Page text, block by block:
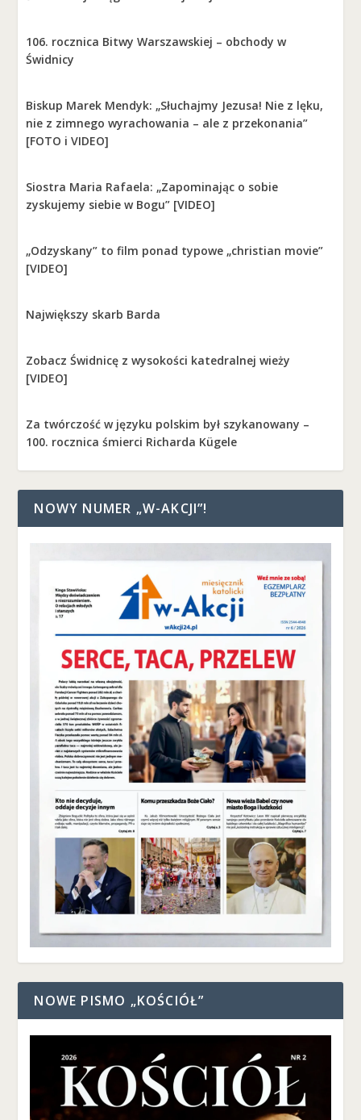
106. rocznica Bitwy Warszawskiej – obchody w
Świdnicy
Biskup Marek Mendyk: „Słuchajmy Jezusa! Nie z lęku,
nie z zimnego wyrachowania – ale z przekonania”
[FOTO i VIDEO]
Siostra Maria Rafaela: „Zapominając o sobie
zyskujemy siebie w Bogu” [VIDEO]
„Odzyskany” to film ponad typowe „christian movie”
[VIDEO]
Największy skarb Barda
Zobacz Świdnicę z wysokości katedralnej wieży
[VIDEO]
Za twórczość w języku polskim był szykanowany –
100. rocznica śmierci Richarda Kügele
NOWY NUMER „W-AKCJI”!
NOWE PISMO „KOŚCIÓŁ”